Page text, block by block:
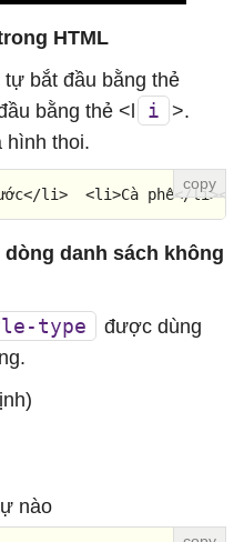
HTML
bắt đầu bằng thẻ
bằng thẻ <l i >.
hình thoi.
li>  <li>Cà phê</li></
danh sách không
type
được dùng
nào